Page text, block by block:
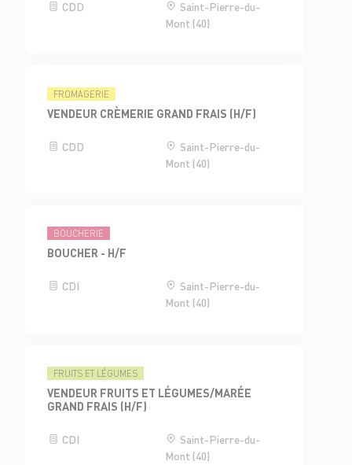
CDD
Saint-Pierre-du-
Mont (40)
FROMAGERIE
VENDEUR CRÈMERIE GRAND FRAIS (H/F)
CDD
Saint-Pierre-du-
Mont (40)
BOUCHERIE
BOUCHER - H/F
CDI
Saint-Pierre-du-
Mont (40)
FRUITS ET LÉGUMES
VENDEUR FRUITS ET LÉGUMES/MARÉE
GRAND FRAIS (H/F)
CDI
Saint-Pierre-du-
Mont (40)